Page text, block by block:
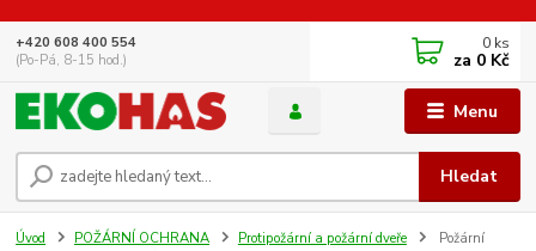
Menu
Hledat
+420 608 400 554
(Po-Pá, 8-15 hod.)
0 ks
za 0 Kč
Úvod POŽÁRNÍ OCHRANA Protipožární a požární dveře
Požární